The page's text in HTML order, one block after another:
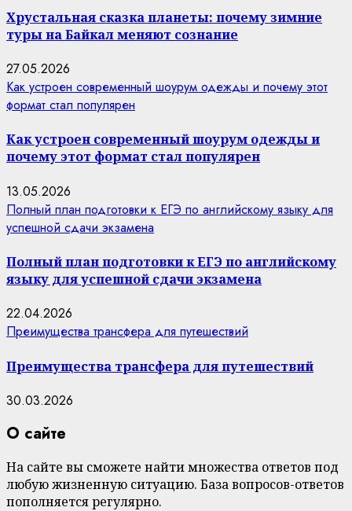
Хрустальная сказка планеты: почему зимние
туры на Байкал меняют сознание
27.05.2026
Как устроен современный шоурум одежды и почему этот
формат стал популярен
Как устроен современный шоурум одежды и
почему этот формат стал популярен
13.05.2026
Полный план подготовки к ЕГЭ по английскому языку для
успешной сдачи экзамена
Полный план подготовки к ЕГЭ по английскому
языку для успешной сдачи экзамена
22.04.2026
Преимущества трансфера для путешествий
Преимущества трансфера для путешествий
30.03.2026
О сайте
На сайте вы сможете найти множества ответов под
любую жизненную ситуацию. База вопросов-ответов
пополняется регулярно.